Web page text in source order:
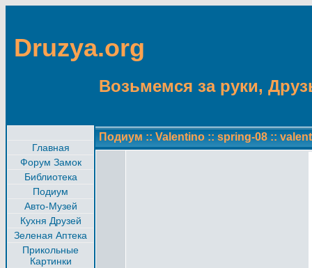
Druzya.org
Возьмемся за руки,
Главная
Форум Замок
Библиотека
Подиум
Авто-Музей
Кухня Друзей
Зеленая Аптека
Прикольные
Картинки
Подиум :: Valentino :: spring-08 ::